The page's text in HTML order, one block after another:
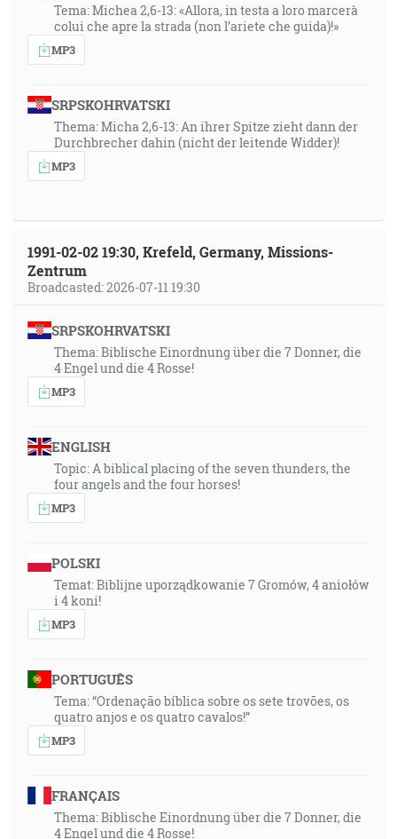
Tema: Michea 2,6-13: «Allora, in testa a loro marcerà
colui che apre la strada (non l’ariete che guida)!»
MP3
SRPSKOHRVATSKI
Thema: Micha 2,6-13: An ihrer Spitze zieht dann der
Durchbrecher dahin (nicht der leitende Widder)!
MP3
1991-02-02 19:30, Krefeld, Germany, Missions-
Zentrum
Broadcasted: 2026-07-11 19:30
SRPSKOHRVATSKI
Thema: Biblische Einordnung über die 7 Donner, die
4 Engel und die 4 Rosse!
MP3
ENGLISH
Topic: A biblical placing of the seven thunders, the
four angels and the four horses!
MP3
POLSKI
Temat: Biblijne uporządkowanie 7 Gromów, 4 aniołów
i 4 koni!
MP3
PORTUGUÊS
Tema: “Ordenação bíblica sobre os sete trovões, os
quatro anjos e os quatro cavalos!”
MP3
FRANÇAIS
Thema: Biblische Einordnung über die 7 Donner, die
4 Engel und die 4 Rosse!